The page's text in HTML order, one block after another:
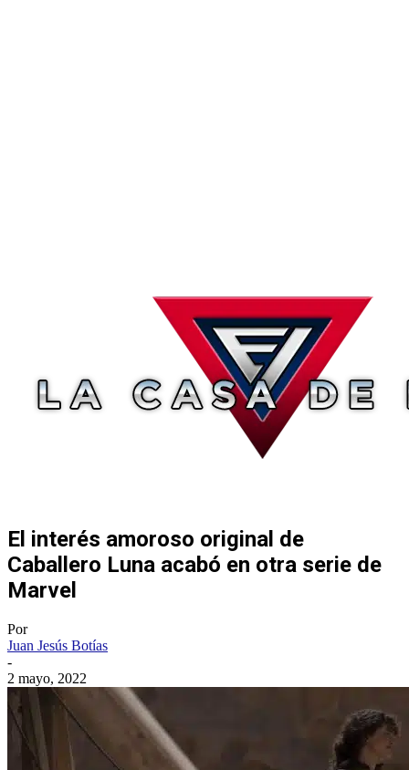
El interés amoroso original de
Caballero Luna acabó en otra serie de
Marvel
Por
Juan Jesús Botías
-
2 mayo, 2022